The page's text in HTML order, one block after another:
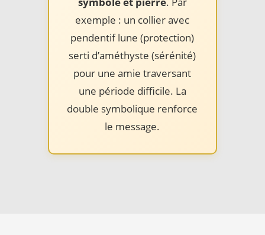
exemple : un collier avec
pendentif lune (protection)
serti d’améthyste (sérénité)
pour une amie traversant
une période difficile. La
double symbolique renforce
le message.